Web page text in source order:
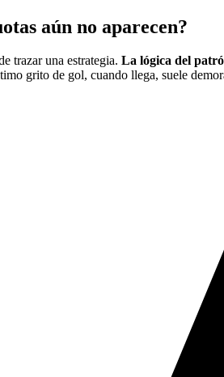
aún no aparecen?
trazar una estrategia. La lógica del
grito de gol, cuando llega, suele